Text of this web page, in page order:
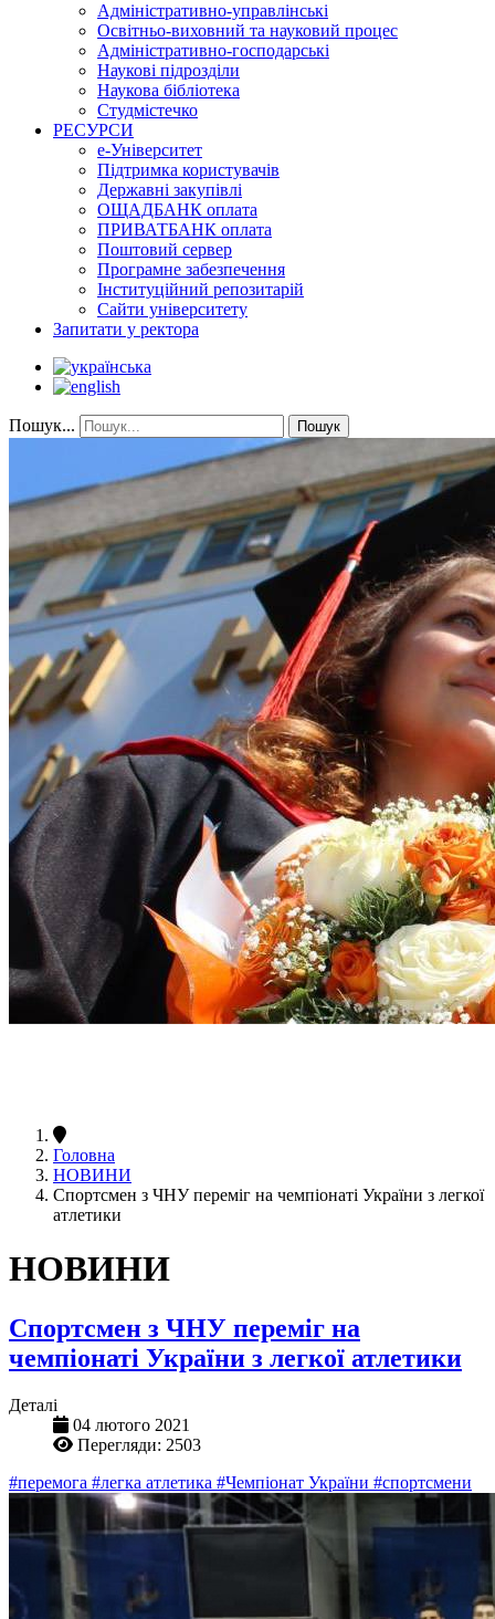
Адміністративно-управлінські
Освітньо-виховний та науковий процес
Адміністративно-господарські
Наукові підрозділи
Наукова бібліотека
Студмістечко
РЕСУРСИ
е-Університет
Підтримка користувачів
Державні закупівлі
ОЩАДБАНК оплата
ПРИВАТБАНК оплата
Поштовий сервер
Програмне забезпечення
Інституційний репозитарій
Сайти університету
Запитати у ректора
Пошук... Пошук
Головна
НОВИНИ
Спортсмен з ЧНУ переміг на чемпіонаті України з легкої
атлетики
НОВИНИ
Спортсмен з ЧНУ переміг на
чемпіонаті України з легкої атлетики
Деталі
04 лютого 2021
Перегляди: 2503
#перемога #легка атлетика #Чемпіонат України #спортсмени